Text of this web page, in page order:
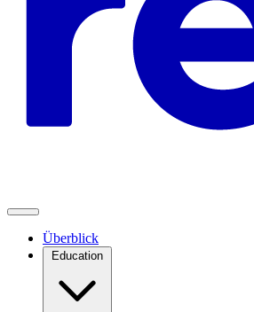
Überblick
Education